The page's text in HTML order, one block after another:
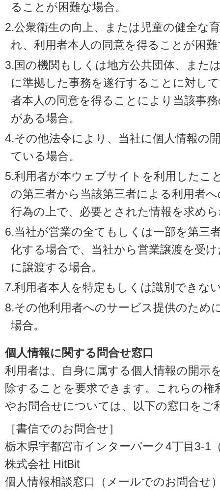
ることが困難な場合。
2.公衆衛生の向上、または児童の健全な
れ、利用者本人の同意を得ることが困
3.国の機関もしくは地方公共団体、また
に準拠した事務を遂行することに対し
者本人の同意を得ることにより当該事
がある場合。
4.その他法令により、当社に個人情報の
ている場合。
5.利用者が本ウェブサイトを利用したこ
の第三者から当該第三者による利用者
行為の上で、必要とされた情報を求め
6.当社が営業の全てもしくは一部を第三
化する場合で、当社から営業譲渡を受
に譲渡する場合。
7.利用者本人を特定もしくは識別できな
8.その他利用者へのサービス提供のため
場合。
個人情報に関する問合せ窓口
利用者は、自身に属する個人情報の開示
除することを要求できます。これらの権
やお問合せについては、以下の窓口をご
［書信でのお問合せ］
栃木県宇都宮市インターパーク4丁目3-1
株式会社 HitBit
個人情報相談窓口（メールでのお問合せ